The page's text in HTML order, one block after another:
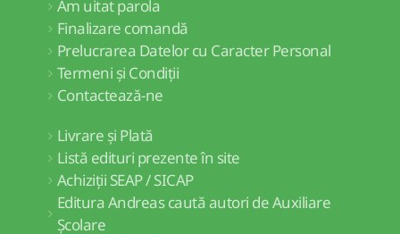
Am uitat parola
Finalizare comandă
Prelucrarea Datelor cu Caracter Personal
Termeni și Condiții
Contactează-ne
Livrare și Plată
Listă edituri prezente în site
Achiziții SEAP / SICAP
Editura Andreas caută autori de Auxiliare
Școlare